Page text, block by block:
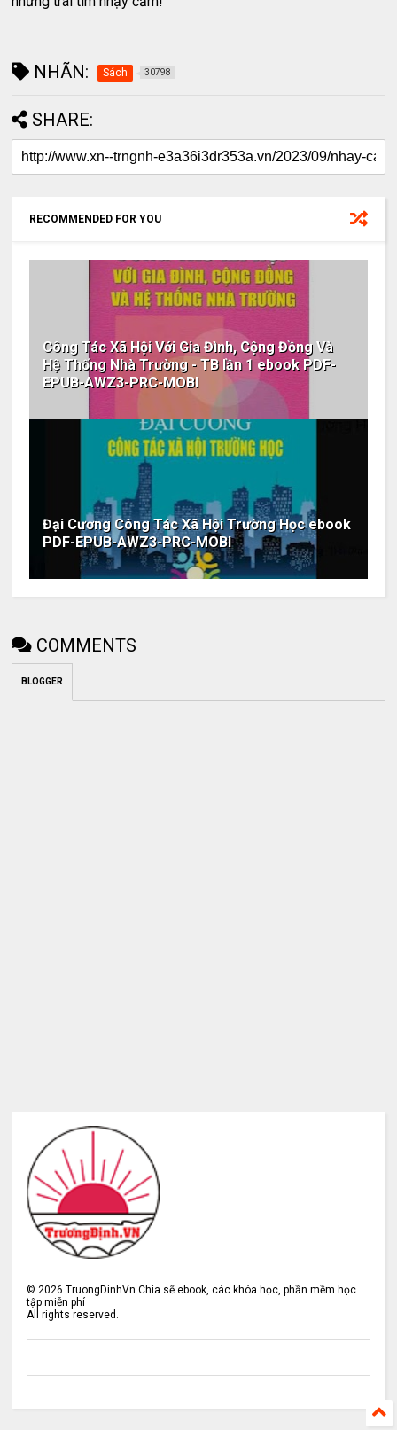
NHÃN: Sách 30798
SHARE:
RECOMMENDED FOR YOU
Công Tác Xã Hội Với Gia Đình, Cộng Đồng Và
Hệ Thống Nhà Trường - TB lần 1 ebook PDF-
EPUB-AWZ3-PRC-MOBI
Đại Cương Công Tác Xã Hội Trường Học ebook
PDF-EPUB-AWZ3-PRC-MOBI
COMMENTS
BLOGGER
©2026 TruongDinhVn Chia sẽ ebook, các khóa học, phần mềm học
tập miễn phí
All rights reserved.